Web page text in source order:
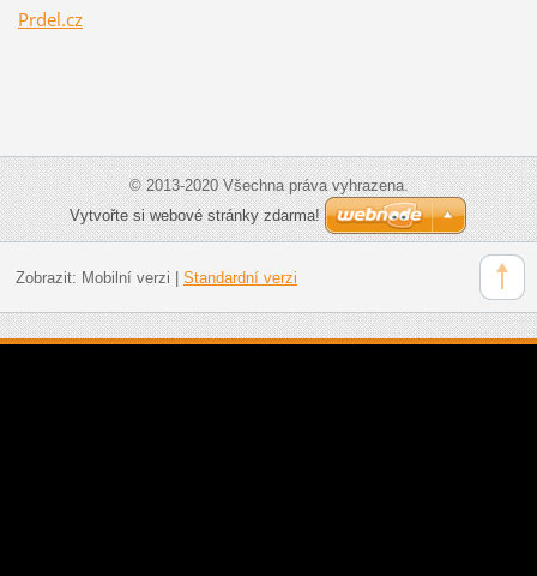
Prdel.cz
© 2013-2020 Všechna práva vyhrazena.
Vytvořte si webové stránky zdarma!
Zobrazit: Mobilní verzi Standardní verzi